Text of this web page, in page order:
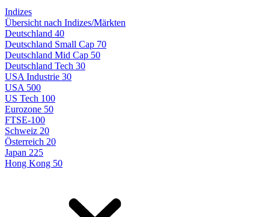
Indizes
Übersicht nach Indizes/Märkten
Deutschland 40
Deutschland Small Cap 70
Deutschland Mid Cap 50
Deutschland Tech 30
USA Industrie 30
USA 500
US Tech 100
Eurozone 50
FTSE-100
Schweiz 20
Österreich 20
Japan 225
Hong Kong 50